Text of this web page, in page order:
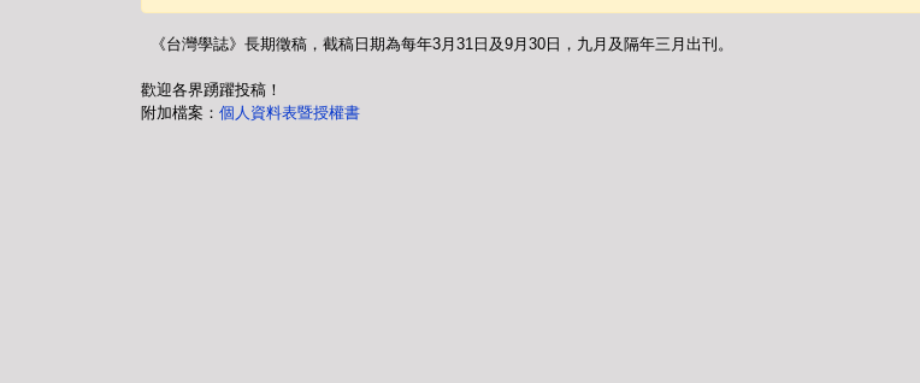
《台灣學誌》長期徵稿，截稿日期為每年3月31日及9月30日，九月及隔年三月出刊。
歡迎各界踴躍投稿！
附加檔案： 個人資料表暨授權書